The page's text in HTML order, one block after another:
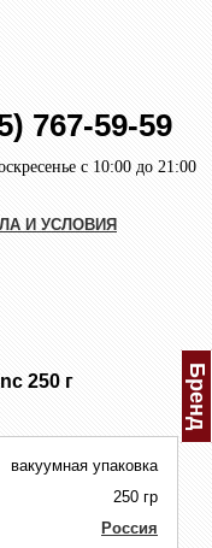
767-59-59
с 10:00 до 21:00
И УСЛОВИЯ
250 г
вакуумная упаковка
250 гр
Россия
Бренд